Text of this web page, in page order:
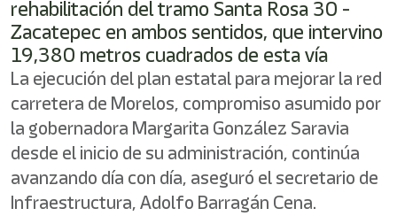
navegar
interactuar
con
contenido.
rehabilitación del tramo Santa Rosa 30 -
Zacatepec en ambos sentidos, que intervino
19,380 metros cuadrados de esta vía
La ejecución del plan estatal para mejorar la red
carretera de Morelos, compromiso asumido por
la gobernadora Margarita González Saravia
desde el inicio de su administración, continúa
avanzando día con día, aseguró el secretario de
Infraestructura, Adolfo Barragán Cena.